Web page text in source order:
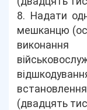
8. Надати
мешканцю
виконання
(двадцять